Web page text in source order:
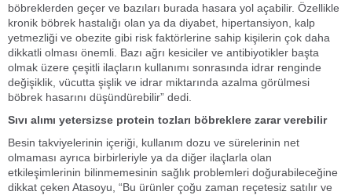
böbreklerden geçer ve bazıları burada hasara yol açabilir. Özellikle
kronik böbrek hastalığı olan ya da diyabet, hipertansiyon, kalp
yetmezliği ve obezite gibi risk faktörlerine sahip kişilerin çok daha
dikkatli olması önemli. Bazı ağrı kesiciler ve antibiyotikler başta
olmak üzere çeşitli ilaçların kullanımı sonrasında idrar renginde
değişiklik, vücutta şişlik ve idrar miktarında azalma görülmesi
böbrek hasarını düşündürebilir” dedi.
Sıvı alımı yetersizse protein tozları böbreklere zarar verebilir
Besin takviyelerinin içeriği, kullanım dozu ve sürelerinin net
olmaması ayrıca birbirleriyle ya da diğer ilaçlarla olan
etkileşimlerinin bilinmemesinin sağlık problemleri doğurabileceğine
dikkat çeken Atasoyu, “Bu ürünler çoğu zaman reçetesiz satılır ve